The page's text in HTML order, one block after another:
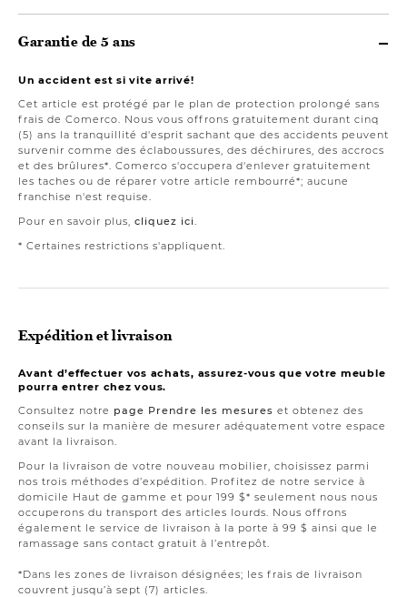
Garantie de 5 ans
Un accident est si vite arrivé!
Cet article est protégé par le plan de protection prolongé sans
frais de Comerco. Nous vous offrons gratuitement durant cinq
(5) ans la tranquillité d'esprit sachant que des accidents peuvent
survenir comme des éclaboussures, des déchirures, des accrocs
et des brûlures*. Comerco s'occupera d'enlever gratuitement
les taches ou de réparer votre article rembourré*; aucune
franchise n'est requise.
Pour en savoir plus, cliquez ici.
* Certaines restrictions s'appliquent.
Expédition et livraison
Avant d’effectuer vos achats, assurez-vous que votre meuble
pourra entrer chez vous.
Consultez notre page Prendre les mesures et obtenez des
conseils sur la manière de mesurer adéquatement votre espace
avant la livraison.
Pour la livraison de votre nouveau mobilier, choisissez parmi
nos trois méthodes d’expédition. Profitez de notre service à
domicile Haut de gamme et pour 199 $* seulement nous nous
occuperons du transport des articles lourds. Nous offrons
également le service de livraison à la porte à 99 $ ainsi que le
ramassage sans contact gratuit à l’entrepôt.
*Dans les zones de livraison désignées; les frais de livraison
couvrent jusqu’à sept (7) articles.